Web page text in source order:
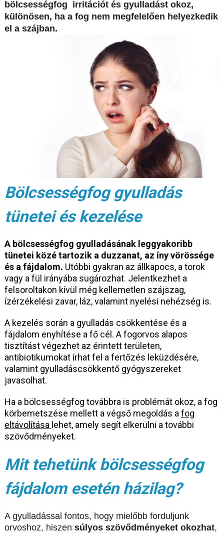
bölcsességfog irritációt és gyulladást okoz,
különösen, ha a fog nem megfelelően helyezkedik
el a szájban.
Bölcsességfog gyulladás
tünetei és kezelése
A bölcsességfog gyulladásának leggyakoribb
tünetei közé tartozik a duzzanat, az íny vörössége
és a fájdalom. Utóbbi gyakran az állkapocs, a torok
vagy a fül irányába sugározhat. Jelentkezhet a
felsoroltakon kívül még kellemetlen szájszag,
ízérzékelési zavar, láz, valamint nyelési nehézség is.
A kezelés során a gyulladás csökkentése és a
fájdalom enyhítése a fő cél. A fogorvos alapos
tisztítást végezhet az érintett területen,
antibiotikumokat írhat fel a fertőzés leküzdésére,
valamint gyulladáscsökkentő gyógyszereket
javasolhat.
Ha a bölcsességfog továbbra is problémát okoz, a fog
körbemetszése mellett a végső megoldás a fog
eltávolítása lehet, amely segít elkerülni a további
szövődményeket.
Mit tehetünk bölcsességfog
fájdalom esetén házilag?
A gyulladással fontos, hogy mielőbb forduljunk
orvoshoz, hiszen súlyos szövődményeket okozhat,